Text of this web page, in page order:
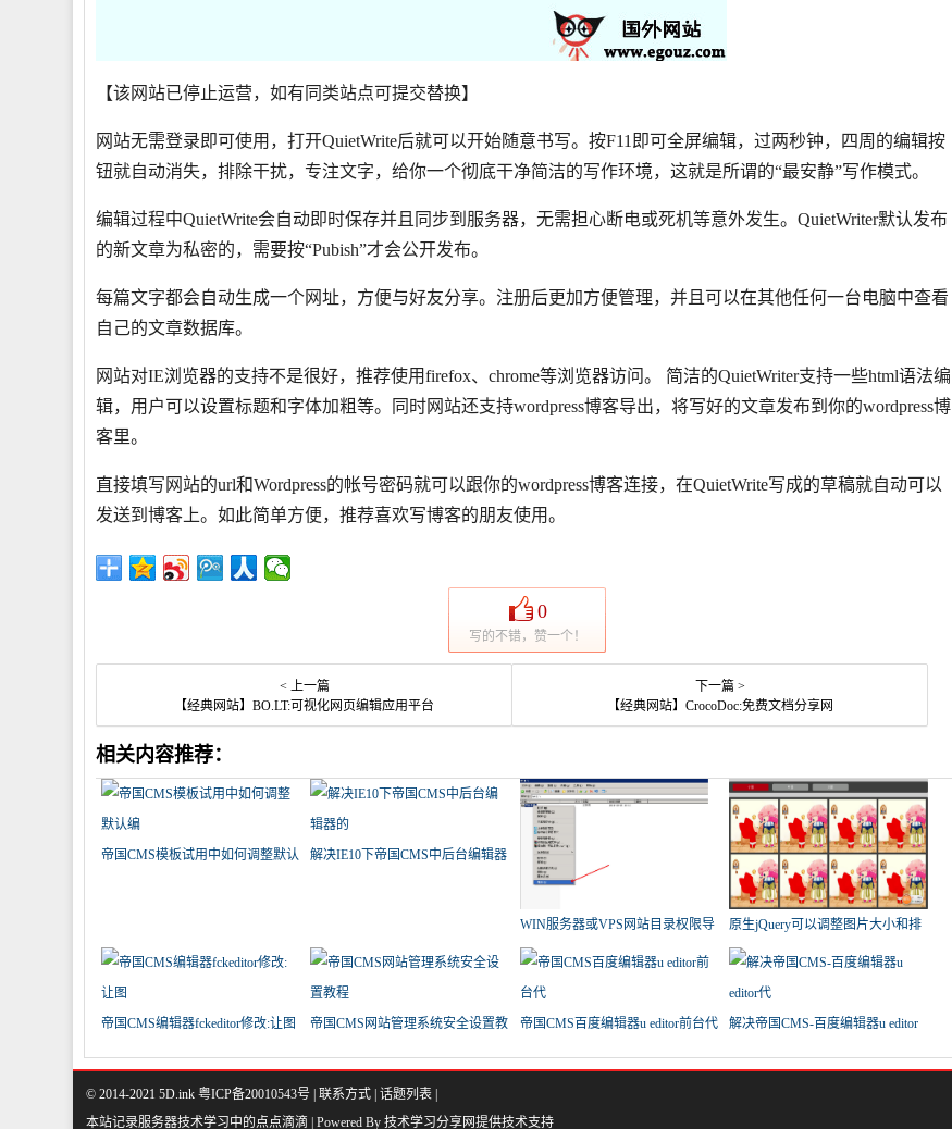
【该网站已停止运营，如有同类站点可提交替换】
网站无需登录即可使用，打开QuietWrite后就可以开始随意书写。按F11即可全屏编辑，过两秒钟，四周的编辑按
钮就自动消失，排除干扰，专注文字，给你一个彻底干净简洁的写作环境，这就是所谓的“最安静”写作模式。
编辑过程中QuietWrite会自动即时保存并且同步到服务器，无需担心断电或死机等意外发生。QuietWriter默认发布
的新文章为私密的，需要按“Pubish”才会公开发布。
每篇文字都会自动生成一个网址，方便与好友分享。注册后更加方便管理，并且可以在其他任何一台电脑中查看
自己的文章数据库。
网站对IE浏览器的支持不是很好，推荐使用firefox、chrome等浏览器访问。 简洁的QuietWriter支持一些html语法编
辑，用户可以设置标题和字体加粗等。同时网站还支持wordpress博客导出，将写好的文章发布到你的wordpress博
客里。
直接填写网站的url和Wordpress的帐号密码就可以跟你的wordpress博客连接，在QuietWrite写成的草稿就自动可以
发送到博客上。如此简单方便，推荐喜欢写博客的朋友使用。
0
写的不错，赞一个！
< 上一篇
【经典网站】BO.LT:可视化网页编辑应用平台
下一篇 >
【经典网站】CrocoDoc:免费文档分享网
相关内容推荐：
帝国CMS模板试用中如何调整默认
解决IE10下帝国CMS中后台编辑器
WIN服务器或VPS网站目录权限导
致帝
原生jQuery可以调整图片大小和排
列
帝国CMS编辑器fckeditor修改:让图
帝国CMS网站管理系统安全设置教
程
帝国CMS百度编辑器u editor前台代
解决帝国CMS-百度编辑器u editor
代
© 2014-2021 5D.ink 粤ICP备20010543号 联系方式 话题列表
本站记录服务器技术学习中的点点滴滴 | Powered By 技术学习分享网提供技术支持